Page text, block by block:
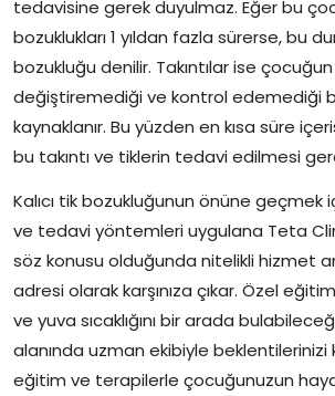
tedavisine gerek duyulmaz. Eğer bu
bozuklukları 1 yıldan fazla sürerse, bu
bozukluğu denilir. Takıntılar ise
değiştiremediği ve kontrol edemediği
kaynaklanır. Bu yüzden en kısa süre
bu takıntı ve tiklerin tedavi edilmesi
Kalıcı tik bozukluğunun önüne geçmek
ve tedavi yöntemleri uygulana Teta
söz konusu olduğunda nitelikli hizmet
adresi olarak karşınıza çıkar. Özel
ve yuva sıcaklığını bir arada
alanında uzman ekibiyle beklentilerinizi
eğitim ve terapilerle çocuğunuzun